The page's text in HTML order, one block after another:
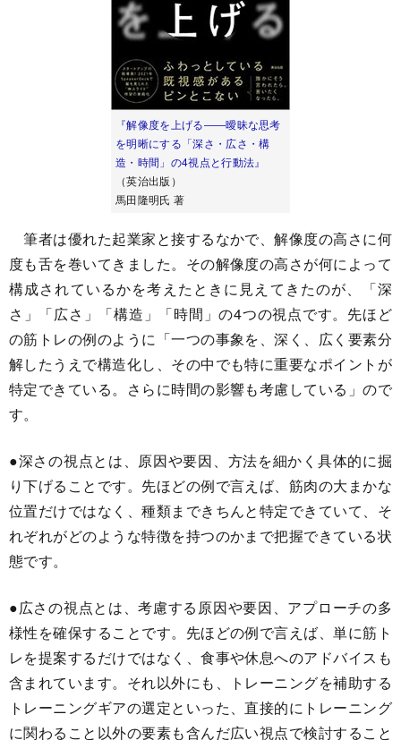
『解像度を上げる――曖昧な思考
を明晰にする「深さ・広さ・構
造・時間」の4視点と行動法』
（英治出版）
馬田隆明氏 著
筆者は優れた起業家と接するなかで、解像度の高さに何
度も舌を巻いてきました。その解像度の高さが何によって
構成されているかを考えたときに見えてきたのが、「深
さ」「広さ」「構造」「時間」の4つの視点です。先ほど
の筋トレの例のように「一つの事象を、深く、広く要素分
解したうえで構造化し、その中でも特に重要なポイントが
特定できている。さらに時間の影響も考慮している」ので
す。
●深さの視点とは、原因や要因、方法を細かく具体的に掘
り下げることです。先ほどの例で言えば、筋肉の大まかな
位置だけではなく、種類まできちんと特定できていて、そ
れぞれがどのような特徴を持つのかまで把握できている状
態です。
●広さの視点とは、考慮する原因や要因、アプローチの多
様性を確保することです。先ほどの例で言えば、単に筋ト
レを提案するだけではなく、食事や休息へのアドバイスも
含まれています。それ以外にも、トレーニングを補助する
トレーニングギアの選定といった、直接的にトレーニング
に関わること以外の要素も含んだ広い視点で検討すること